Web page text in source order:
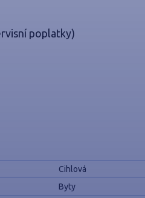
poplatky)
Cihlová
Byty